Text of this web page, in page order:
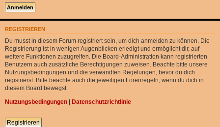
REGISTRIEREN
Du musst in diesem Forum registriert sein, um dich anmelden zu können. Die
Registrierung ist in wenigen Augenblicken erledigt und ermöglicht dir, auf
weitere Funktionen zuzugreifen. Die Board-Administration kann registrierten
Benutzern auch zusätzliche Berechtigungen zuweisen. Beachte bitte unsere
Nutzungsbedingungen und die verwandten Regelungen, bevor du dich
registrierst. Bitte beachte auch die jeweiligen Forenregeln, wenn du dich in
diesem Board bewegst.
Nutzungsbedingungen | Datenschutzrichtlinie
Registrieren